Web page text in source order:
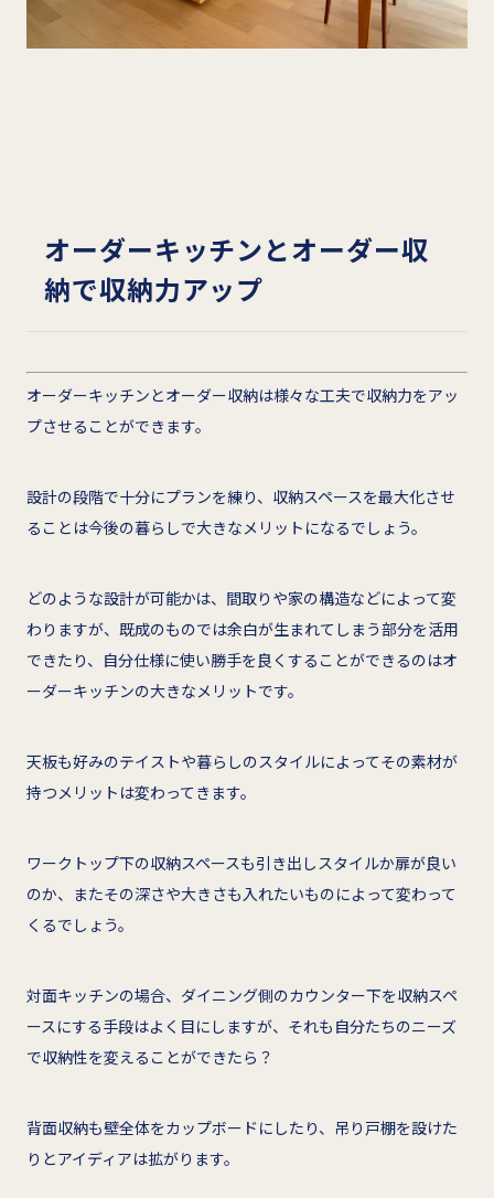
オーダーキッチンとオーダー収
納で収納力アップ
オーダーキッチンとオーダー収納は様々な工夫で収納力をアッ
プさせることができます。
設計の段階で十分にプランを練り、収納スペースを最大化させ
ることは今後の暮らしで大きなメリットになるでしょう。
どのような設計が可能かは、間取りや家の構造などによって変
わりますが、既成のものでは余白が生まれてしまう部分を活用
できたり、自分仕様に使い勝手を良くすることができるのはオ
ーダーキッチンの大きなメリットです。
天板も好みのテイストや暮らしのスタイルによってその素材が
持つメリットは変わってきます。
ワークトップ下の収納スペースも引き出しスタイルか扉が良い
のか、またその深さや大きさも入れたいものによって変わって
くるでしょう。
対面キッチンの場合、ダイニング側のカウンター下を収納スペ
ースにする手段はよく目にしますが、それも自分たちのニーズ
で収納性を変えることができたら？
背面収納も壁全体をカップボードにしたり、吊り戸棚を設けた
りとアイディアは拡がります。